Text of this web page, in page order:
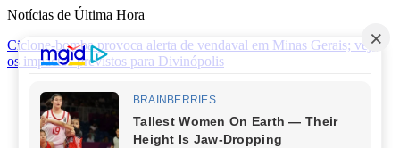
Notícias de Última Hora
Ciclone-bomba provoca alerta de vendaval em Minas Gerais; veja
os impactos previstos para Divinópolis
Facebook